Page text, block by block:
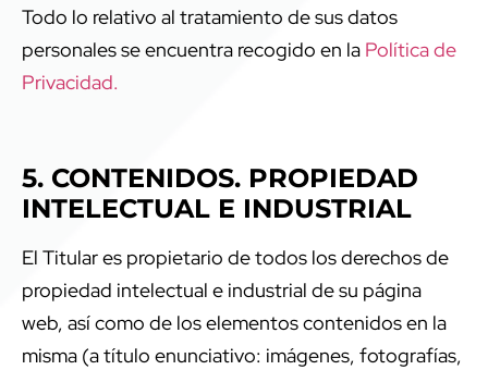
Todo lo relativo al tratamiento de sus datos
personales se encuentra recogido en la Política de
Privacidad.
5. CONTENIDOS. PROPIEDAD
INTELECTUAL E INDUSTRIAL
El Titular es propietario de todos los derechos de
propiedad intelectual e industrial de su página
web, así como de los elementos contenidos en la
misma (a título enunciativo: imágenes, fotografías,